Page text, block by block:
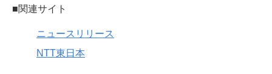
■関連サイト
ニュースリリース
NTT東日本